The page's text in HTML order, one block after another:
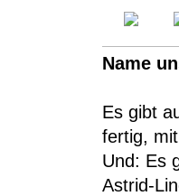
Name
Es gibt
fertig,
Und: Es
Astrid-